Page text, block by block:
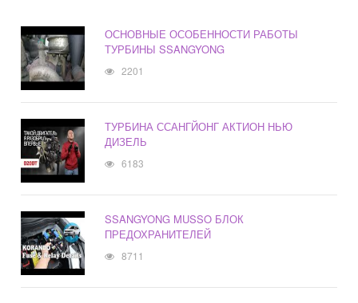
ОСНОВНЫЕ ОСОБЕННОСТИ РАБОТЫ
ТУРБИНЫ SSANGYONG
2201
ТУРБИНА ССАНГЙОНГ АКТИОН НЬЮ
ДИЗЕЛЬ
6183
SSANGYONG MUSSO БЛОК
ПРЕДОХРАНИТЕЛЕЙ
8711